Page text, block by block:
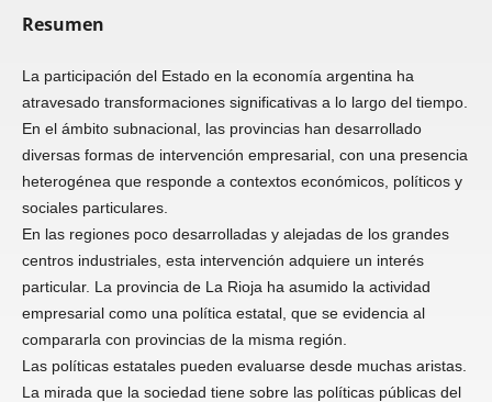
Resumen
La participación del Estado en la economía argentina ha
atravesado transformaciones significativas a lo largo del tiempo.
En el ámbito subnacional, las provincias han desarrollado
diversas formas de intervención empresarial, con una presencia
heterogénea que responde a contextos económicos, políticos y
sociales particulares.
En las regiones poco desarrolladas y alejadas de los grandes
centros industriales, esta intervención adquiere un interés
particular. La provincia de La Rioja ha asumido la actividad
empresarial como una política estatal, que se evidencia al
compararla con provincias de la misma región.
Las políticas estatales pueden evaluarse desde muchas aristas.
La mirada que la sociedad tiene sobre las políticas públicas del